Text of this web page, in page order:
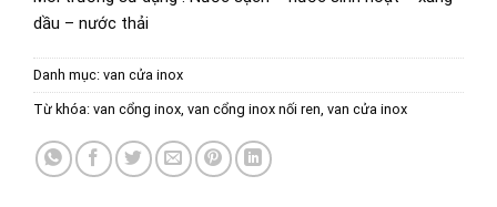
dầu – nước thải
Danh mục: van cửa inox
Từ khóa: van cổng inox, van cổng inox nối ren, van cửa inox